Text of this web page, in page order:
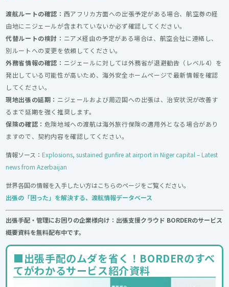
渡航ルートの確認： 西アフリカ方面への出張予定がある場合、航空券の経
由地にニジェールが含まれていないか必ず確認してください。
代替ルートの検討： ニアメ経由の予定がある場合は、航空会社に連絡し、
別ルートへの変更を依頼してください。
外務省情報の確認： ニジェールに対しては外務省が退避勧告（レベル4）を
発出している可能性が高いため、海外安全ホームページで最新情報を確認
してください。
現地出張の延期： ニジェールおよび周辺国への出張は、治安状況が改善す
るまで延期を強く推奨します。
保険の確認： 危険地域への渡航は海外旅行保険の適用外となる場合があり
ますので、契約内容を確認してください。
情報ソース：Explosions, sustained gunfire at airport in Niger capital – Latest
news from Azerbaijan
世界各国の情報を入手したい方はこちらのページをご覧ください。
出張の「困った」を解決する、渡航情報データベース
出張手配・管理にお困りの企業様向け：出張支援クラウド BORDERのサービス
概要資料を無料配布中です。
■出張手配のムダを省く！BORDERのすべ
てがわかるサービス紹介資料